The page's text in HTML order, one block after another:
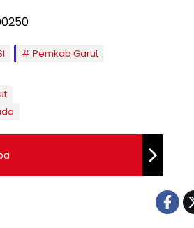
Pemkab Garut